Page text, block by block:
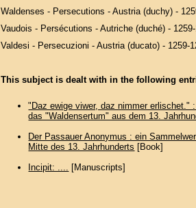
Waldenses - Persecutions - Austria (duchy) -
Vaudois - Persécutions - Autriche (duché) -
Valdesi - Persecuzioni - Austria (ducato) - 1259-
This subject is dealt with in the following
"Daz ewige viwer, daz nimmer erlischet."
das "Waldensertum" aus dem 13.
Der Passauer Anonymus : ein
Mitte des 13. Jahrhunderts [Book]
Incipit: .... [Manuscripts]